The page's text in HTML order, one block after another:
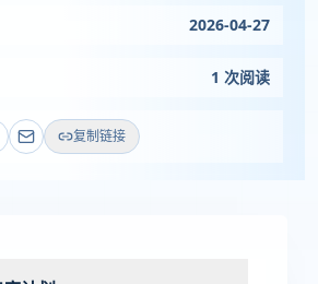
2026-04-27
1 次阅读
复制链接